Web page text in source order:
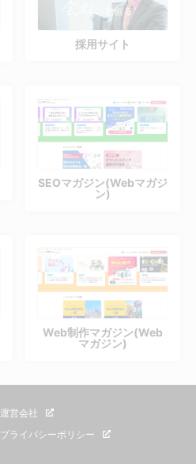
採用サイト
SEOマガジン(Webマガジ
ン)
Web制作マガジン(Web
マガジン)
運営会社
プライバシーポリシー